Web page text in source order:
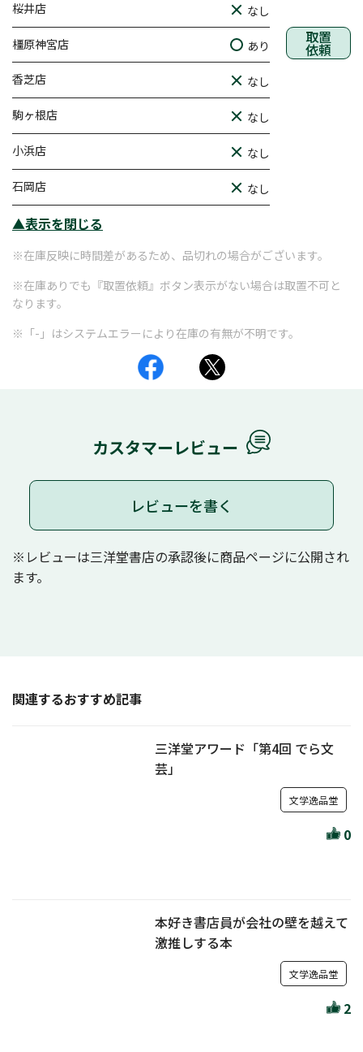
桜井店 なし
橿原神宮店 あり 取置
依頼
香芝店 なし
駒ヶ根店 なし
小浜店 なし
石岡店 なし
▲表示を閉じる
※在庫反映に時間差があるため、品切れの場合がございます。
※在庫ありでも『取置依頼』ボタン表示がない場合は取置不可と
なります。
※「-」はシステムエラーにより在庫の有無が不明です。
カスタマーレビュー
レビューを書く
※レビューは三洋堂書店の承認後に商品ページに公開され
ます。
関連するおすすめ記事
三洋堂アワード「第4回 でら文
芸」
文学逸品堂
0
本好き書店員が会社の壁を越えて
激推しする本
文学逸品堂
2